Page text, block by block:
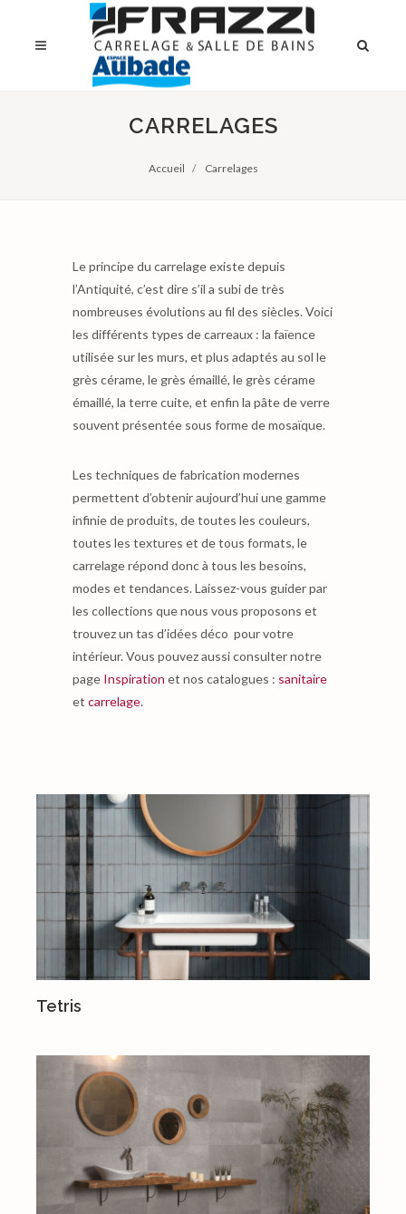
CARRELAGES
Accueil Carrelages
Le principe du carrelage existe depuis
l’Antiquité, c’est dire s’il a subi de très
nombreuses évolutions au fil des siècles. Voici
les différents types de carreaux : la faïence
utilisée sur les murs, et plus adaptés au sol le
grès cérame, le grès émaillé, le grès cérame
émaillé, la terre cuite, et enfin la pâte de verre
souvent présentée sous forme de mosaïque.
Les techniques de fabrication modernes
permettent d’obtenir aujourd’hui une gamme
infinie de produits, de toutes les couleurs,
toutes les textures et de tous formats, le
carrelage répond donc à tous les besoins,
modes et tendances. Laissez-vous guider par
les collections que nous vous proposons et
trouvez un tas d’idées déco pour votre
intérieur. Vous pouvez aussi consulter notre
page Inspiration et nos catalogues : sanitaire
et carrelage.
Tetris